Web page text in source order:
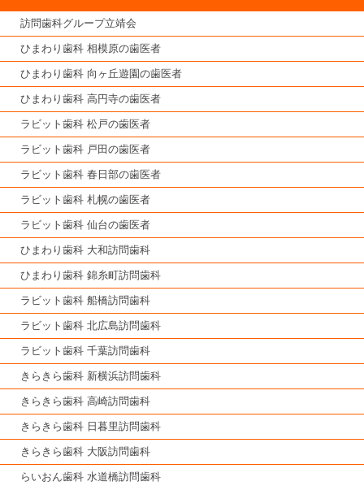
訪問歯科グループ立靖会
ひまわり歯科 相模原の歯医者
ひまわり歯科 向ヶ丘遊園の歯医者
ひまわり歯科 高円寺の歯医者
ラビット歯科 松戸の歯医者
ラビット歯科 戸田の歯医者
ラビット歯科 春日部の歯医者
ラビット歯科 札幌の歯医者
ラビット歯科 仙台の歯医者
ひまわり歯科 大和訪問歯科
ひまわり歯科 錦糸町訪問歯科
ラビット歯科 船橋訪問歯科
ラビット歯科 北広島訪問歯科
ラビット歯科 千葉訪問歯科
きらきら歯科 新横浜訪問歯科
きらきら歯科 高崎訪問歯科
きらきら歯科 日暮里訪問歯科
きらきら歯科 大阪訪問歯科
らいおん歯科 水道橋訪問歯科